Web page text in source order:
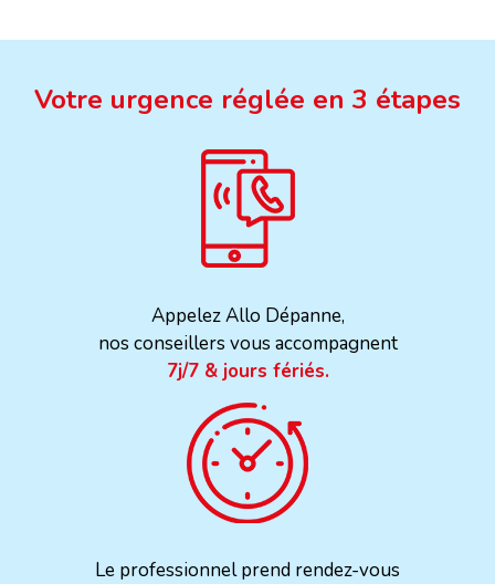
Votre urgence réglée en 3 étapes
Appelez Allo Dépanne,
nos conseillers vous accompagnent
7j/7 & jours fériés.
Le professionnel prend rendez-vous